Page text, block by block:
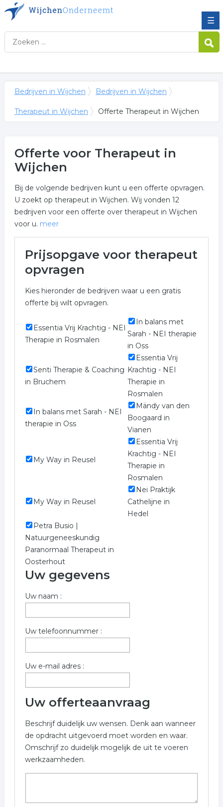
☰
Bedrijven in Wijchen Bedrijven in Wijchen
Therapeut in Wijchen Offerte Therapeut in Wijchen
Offerte voor Therapeut in
Wijchen
Bij de volgende bedrijven kunt u een offerte opvragen.
U zoekt op therapeut in Wijchen. Wij vonden 12
bedrijven voor een offerte over therapeut in Wijchen
voor u. meer
Wijchen
weergegeven voor een prijs indicatie. Niet het bedrijf
gevonden waarnaar u opzoek bent?
Vul onderstaand formulier zo volledig mogelijk in voor
een gratis prijs opgave in de categorie therapeut in de
plaats Wijchen . De bedrijven zijn gekoppeld aan
Trefwoorden:
gezondheid
Prijsopgave voor therapeut
opvragen
Kies hieronder de bedrijven waar u een gratis
offerte bij wilt opvragen.
Essentia Vrij Krachtig - NEI
Therapie in Rosmalen
In balans met
Sarah - NEI therapie
in Oss
Senti Therapie & Coaching
in Bruchem
Essentia Vrij
Krachtig - NEI
Therapie in
Rosmalen
In balans met Sarah - NEI
therapie in Oss
Mändy van den
Boogaard in
Vianen
My Way in Reusel
Essentia Vrij
Krachtig - NEI
Therapie in
Rosmalen
My Way in Reusel
Nei Praktijk
Cathelijne in
Hedel
Petra Busio |
Natuurgeneeskundig
Paranormaal Therapeut in
Oosterhout
Uw gegevens
Uw naam :
Uw telefoonnummer :
Uw e-mail adres :
Uw offerteaanvraag
Beschrijf duidelijk uw wensen. Denk aan wanneer
de opdracht uitgevoerd moet worden en waar.
Omschrijf zo duidelijk mogelijk de uit te voeren
werkzaamheden.